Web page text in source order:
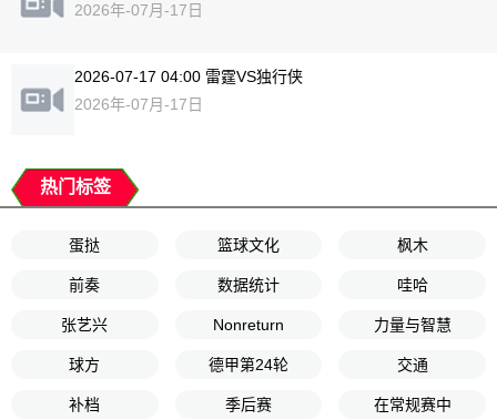
2026年-07月-17日
2026-07-17 04:00 雷霆VS独行侠
2026年-07月-17日
热门标签
蛋挞 篮球文化 枫木
前奏 数据统计 哇哈
张艺兴 Nonreturn 力量与智慧
球方 德甲第24轮 交通
补档 季后赛 在常规赛中